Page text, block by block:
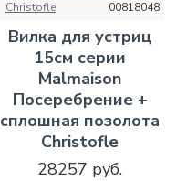
Christofle 00818048
Вилка для устриц
15см серии
Malmaison
Посеребрение +
сплошная позолота
Christofle
28257 руб.